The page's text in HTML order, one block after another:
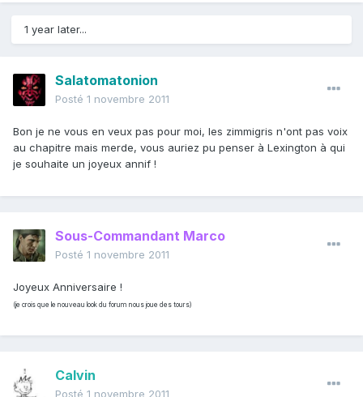
1 year later...
Salatomatonion
Posté 1 novembre 2011
Bon je ne vous en veux pas pour moi, les zimmigris n'ont pas voix
au chapitre mais merde, vous auriez pu penser à Lexington à qui
je souhaite un joyeux annif !
Sous-Commandant Marco
Posté 1 novembre 2011
Joyeux Anniversaire !
(je crois que le nouveau look du forum nous joue des tours)
Calvin
Posté 1 novembre 2011